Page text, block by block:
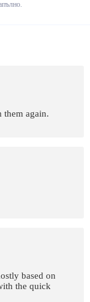
them again.
based on
the quick